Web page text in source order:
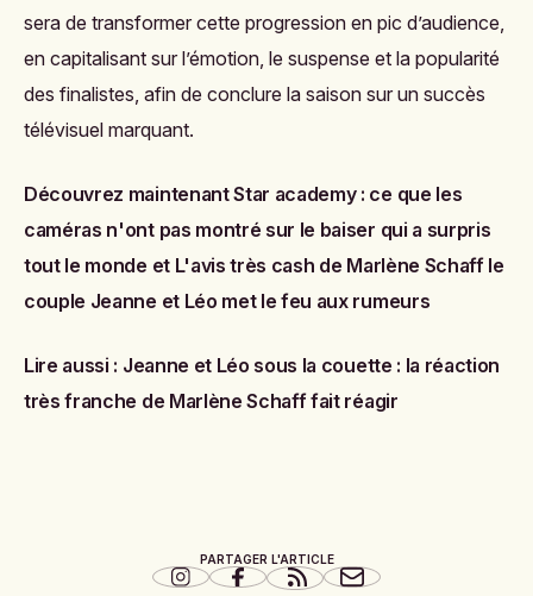
sera de transformer cette progression en pic d’audience,
en capitalisant sur l’émotion, le suspense et la popularité
des finalistes, afin de conclure la saison sur un succès
télévisuel marquant.
Découvrez maintenantStar academy : ce que les
caméras n'ont pas montré sur le baiser qui a surpris
tout le monde et L'avis très cash de Marlène Schaff le
couple Jeanne et Léo met le feu aux rumeurs
Lire aussi : Jeanne et Léo sous la couette : la réaction
très franche de Marlène Schaff fait réagir
PARTAGER L'ARTICLE